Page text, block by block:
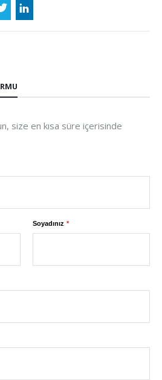
size en kısa süre içerisinde
Soyadınız